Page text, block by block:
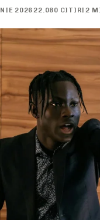
2026 22.080 CITIRI 2